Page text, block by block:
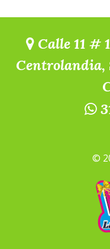
Calle 11 #
Centrolandia,
©